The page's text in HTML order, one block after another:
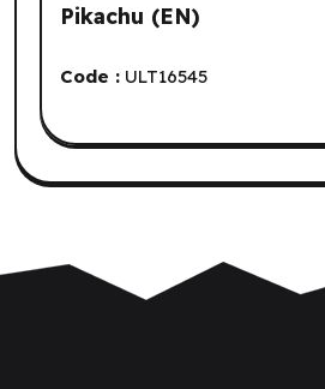
Pikachu (EN)
Code : ULT16545